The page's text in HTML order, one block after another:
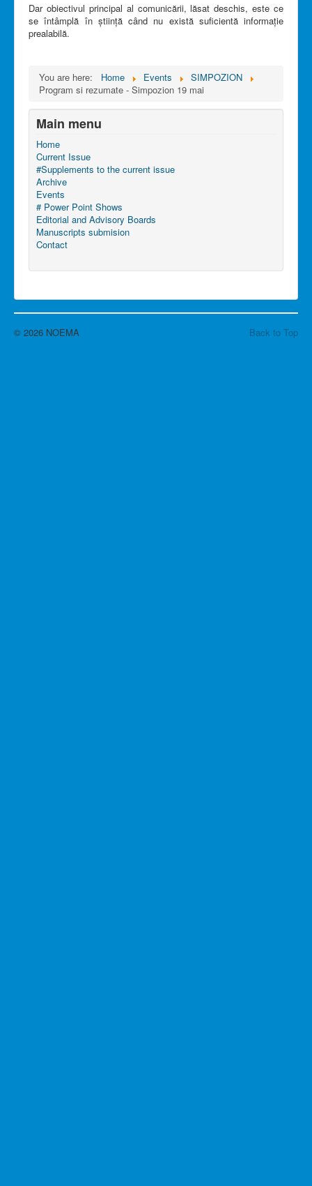
Dar obiectivul principal al comunicării, lăsat deschis, este ce
se întâmplă în știință când nu există suficientă informație
prealabilă.
You are here: Home Events
SIMPOZION
Program si rezumate - Simpozion 19 mai
Main menu
Home
Current Issue
#Supplements to the current issue
Archive
Events
# Power Point Shows
Editorial and Advisory Boards
Manuscripts submision
Contact
Back to Top
© 2026 NOEMA